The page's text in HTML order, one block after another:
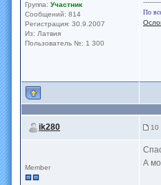
Группа: Участник
Сообщений: 814
Регистрация: 30.9.2007
Из: Латвия
Пользователь №: 1 300
По
ik280 10
Member
А